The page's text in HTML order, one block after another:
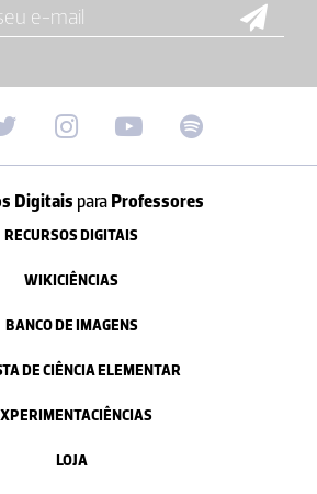
Digitais paraProfessores
RECURSOS DIGITAIS
WIKICIÊNCIAS
BANCO DE IMAGENS
DE CIÊNCIA ELEMENTAR
LOJA